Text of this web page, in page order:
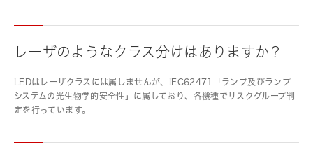
レーザのようなクラス分けはありますか？
LEDはレーザクラスには属しませんが、IEC62471「ランプ及びランプ
システムの光生物学的安全性」に属しており、各機種でリスクグループ判
定を行っています。